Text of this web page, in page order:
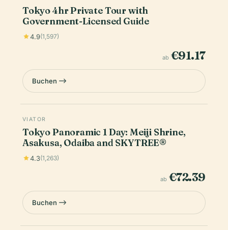
Tokyo 4hr Private Tour with
Government-Licensed Guide
4.9(1,597)
ab €91.17
Buchen
VIATOR
Tokyo Panoramic 1 Day: Meiji Shrine,
Asakusa, Odaiba and SKYTREE®
4.3(1,263)
ab €72.39
Buchen